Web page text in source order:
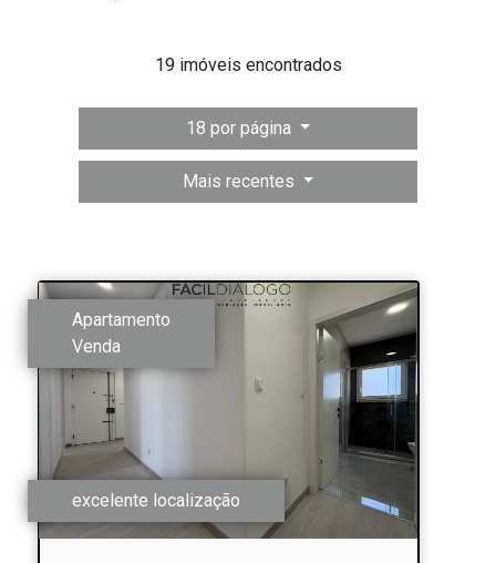
19 imóveis encontrados
18 por página
Mais recentes
Apartamento
Venda
excelente localização